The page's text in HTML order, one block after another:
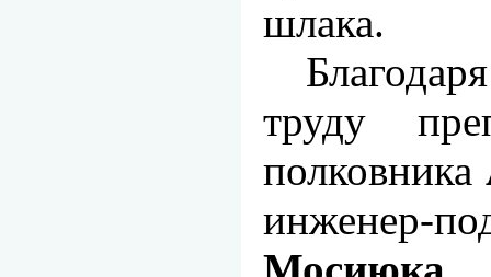
шлака.
труду
полковника
инженер-